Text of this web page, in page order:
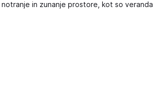
in zunanje prostore, kot so veranda,